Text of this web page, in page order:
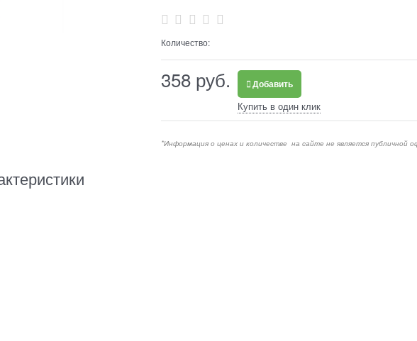
Количество:
358 руб. Добавить
Купить в один клик
*Информация о ценах и количестве на сайте не является публичной